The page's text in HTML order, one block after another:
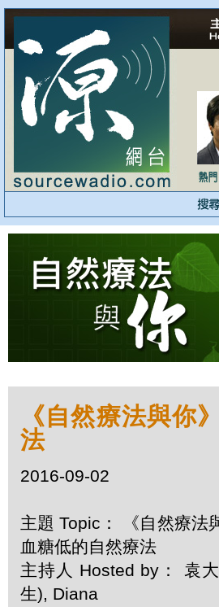
《自然療法與你
法
2016-09-02
主題 Topic： 《自然療法
血糖低的自然療法
主持人 Hosted by： 袁
生), Diana